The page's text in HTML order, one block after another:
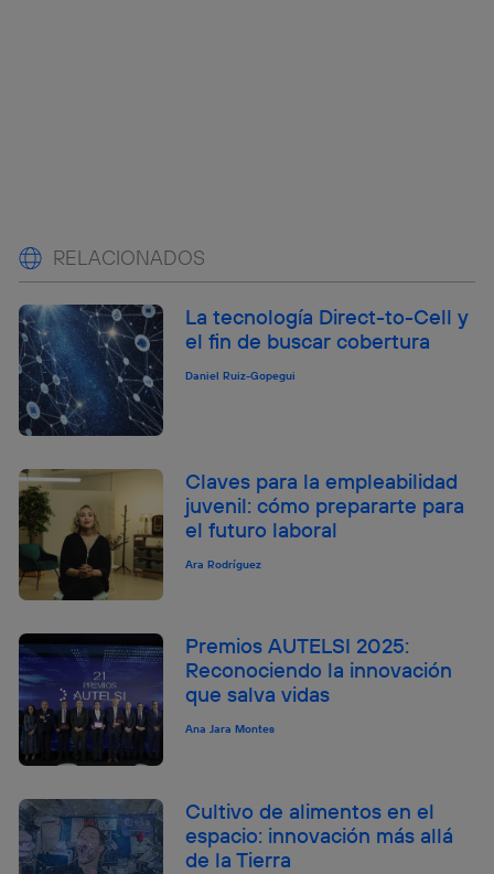
RELACIONADOS
La tecnología Direct-to-Cell y
el fin de buscar cobertura
Daniel Ruiz-Gopegui
Claves para la empleabilidad
juvenil: cómo prepararte para
el futuro laboral
Ara Rodríguez
Premios AUTELSI 2025:
Reconociendo la innovación
que salva vidas
Ana Jara Montes
Cultivo de alimentos en el
espacio: innovación más allá
de la Tierra